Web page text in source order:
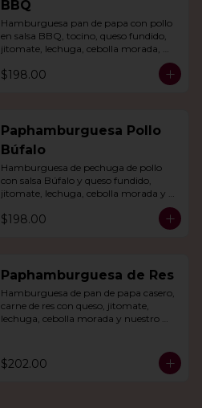
BBQ
Hamburguesa pan de papa con pollo
en salsa BBQ, tocino, queso fundido,
jitomate, lechuga, cebolla morada,
$198.00
Paphamburguesa Pollo
Búfalo
Hamburguesa de pechuga de pollo
con salsa Búfalo y queso fundido,
jitomate, lechuga, cebolla morada y
nuestra salsa especial. Con papas fritas
y rizo.
$198.00
Paphamburguesa de Res
Hamburguesa de pan de papa casero,
carne de res con queso, jitomate,
lechuga, cebolla morada y nuestro
$202.00